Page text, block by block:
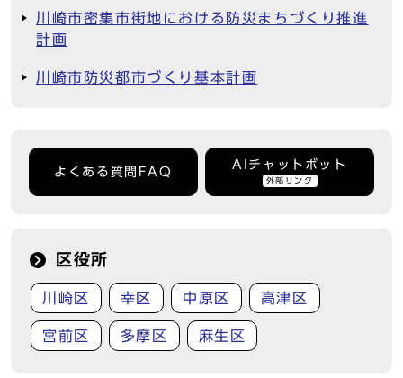
川崎市密集市街地における防災まちづくり推進
計画
川崎市防災都市づくり基本計画
よくある質問FAQ
AIチャットボット
外部リンク
区役所
川崎区 幸区 中原区 高津区
宮前区 多摩区 麻生区